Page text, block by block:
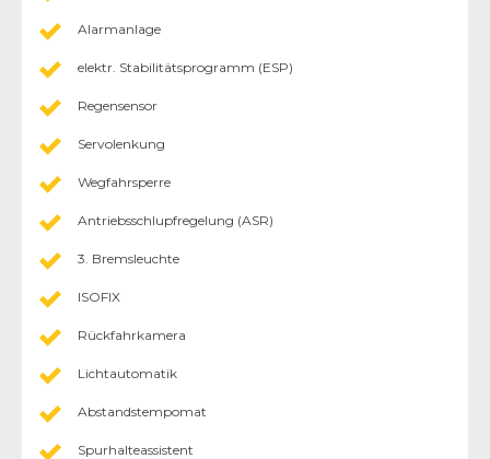
Alarmanlage
elektr. Stabilitätsprogramm (ESP)
Regensensor
Servolenkung
Wegfahrsperre
Antriebsschlupfregelung (ASR)
3. Bremsleuchte
ISOFIX
Rückfahrkamera
Lichtautomatik
Abstandstempomat
Spurhalteassistent